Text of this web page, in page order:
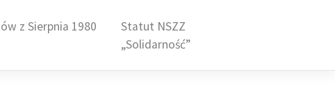
z Sierpnia 1980
Statut NSZZ
„Solidarność”